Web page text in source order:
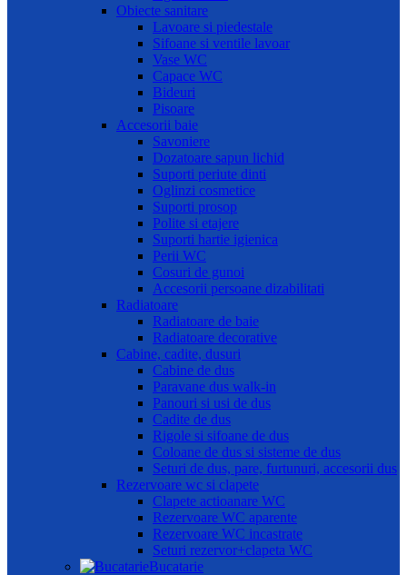
Obiecte sanitare
Lavoare si piedestale
Sifoane si ventile lavoar
Vase WC
Capace WC
Bideuri
Pisoare
Accesorii baie
Savoniere
Dozatoare sapun lichid
Suporti periute dinti
Oglinzi cosmetice
Suporti prosop
Polite si etajere
Suporti hartie igienica
Perii WC
Cosuri de gunoi
Accesorii persoane dizabilitati
Radiatoare
Radiatoare de baie
Radiatoare decorative
Cabine, cadite, dusuri
Cabine de dus
Paravane dus walk-in
Panouri si usi de dus
Cadite de dus
Rigole si sifoane de dus
Coloane de dus si sisteme de dus
Seturi de dus, pare, furtunuri, accesorii dus
Rezervoare wc si clapete
Clapete actioanare WC
Rezervoare WC aparente
Rezervoare WC incastrate
Seturi rezervor+clapeta WC
Bucatarie